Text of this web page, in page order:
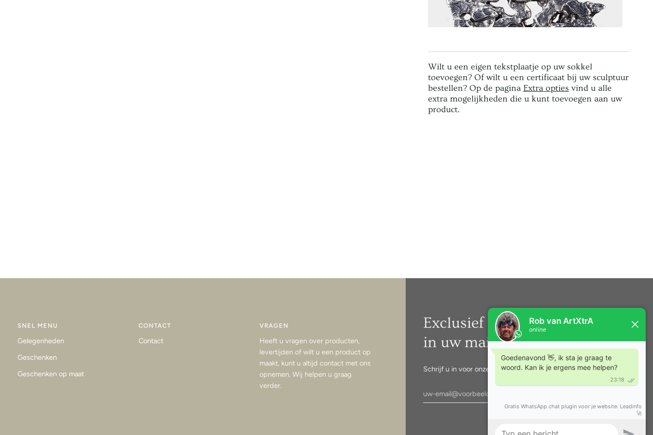
Wilt u een eigen tekstplaatje op uw sokkel
toevoegen? Of wilt u een certificaat bij uw sculptuur
bestellen? Op de pagina Extra opties vind u alle
extra mogelijkheden die u kunt toevoegen aan uw
product.
Exclusief nieuws rechtstreeks
in uw mail.
Schrijf u in voor onze nieuwsbrief.
SNEL MENU
Gelegenheden
Geschenken
Geschenken op maat
CONTACT
Contact
VRAGEN
Heeft u vragen over producten,
levertijden of wilt u een product op
maakt, kunt u altijd contact met ons
opnemen. Wij helpen u graag
verder.